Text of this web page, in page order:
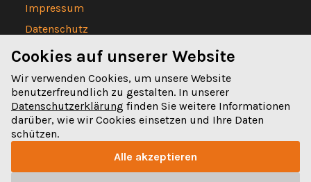
Impressum
Datenschutz
Statuten
Spitalgasse 32
031 328 32 32
Cookies auf unserer Website
Wir verwenden Cookies, um unsere Website
benutzerfreundlich zu gestalten. In unserer
Datenschutzerklärung finden Sie weitere Informationen
darüber, wie wir Cookies einsetzen und Ihre Daten
schützen.
Alle akzeptieren